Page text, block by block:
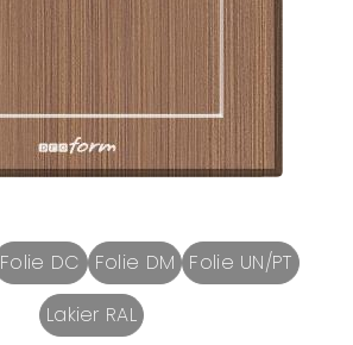
Folie DC Folie DM
Folie UN/PT
Lakier RAL